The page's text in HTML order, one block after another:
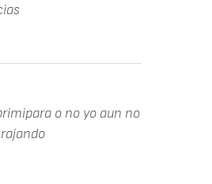
o no yo aun no